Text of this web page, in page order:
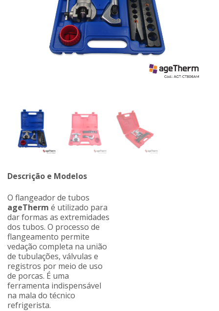
Descrição e Modelos
O flangeador de tubos
ageTherm é utilizado para
dar formas as extremidades
dos tubos. O processo de
flangeamento permite
vedação completa na união
de tubulações, válvulas e
registros por meio de uso
de porcas. É uma
ferramenta indispensável
na mala do técnico
refrigerista.